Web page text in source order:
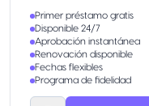
Primer préstamo gratis
Disponible 24/7
Aprobación instantánea
Renovación disponible
Fechas flexibles
Programa de fidelidad